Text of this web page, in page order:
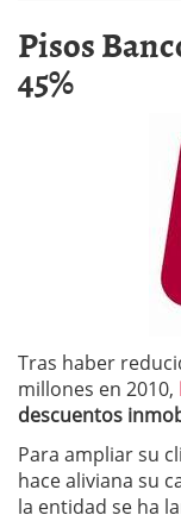
Pisos
45%
Tras haber
millones en 2010,
descuentos
Para ampliar su
hace aliviana su
la entidad se ha